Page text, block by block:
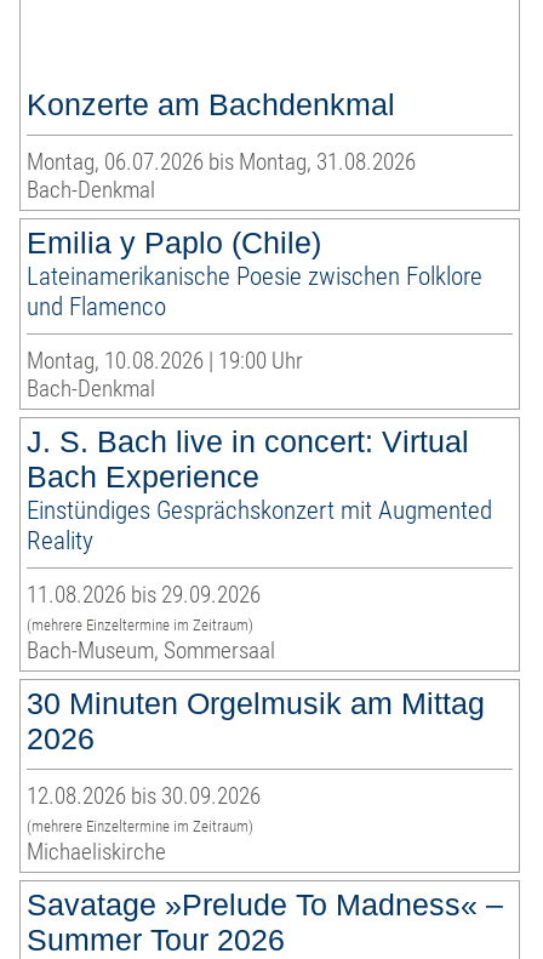
Konzerte am Bachdenkmal
Montag, 06.07.2026 bis Montag, 31.08.2026
Bach-Denkmal
Emilia y Paplo (Chile)
Lateinamerikanische Poesie zwischen Folklore
und Flamenco
Montag, 10.08.2026 | 19:00 Uhr
Bach-Denkmal
J. S. Bach live in concert: Virtual
Bach Experience
Einstündiges Gesprächskonzert mit Augmented
Reality
11.08.2026 bis 29.09.2026
(mehrere Einzeltermine im Zeitraum)
Bach-Museum, Sommersaal
30 Minuten Orgelmusik am Mittag
2026
12.08.2026 bis 30.09.2026
(mehrere Einzeltermine im Zeitraum)
Michaeliskirche
Savatage »Prelude To Madness« –
Summer Tour 2026